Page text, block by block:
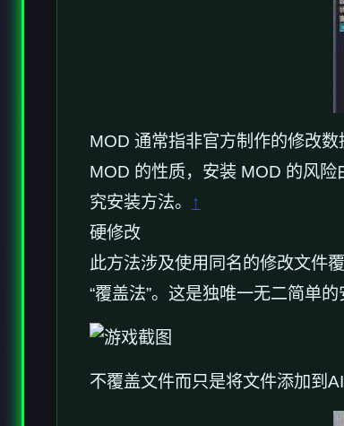
MOD 通常指非官方制作的修改
MOD 的性质，安装 MOD 的风
究安装方法。 ↑
硬修改
此方法涉及使用同名的修改文件
“覆盖法”。这是独唯一无二简单
不覆盖文件而只是将文件添加到